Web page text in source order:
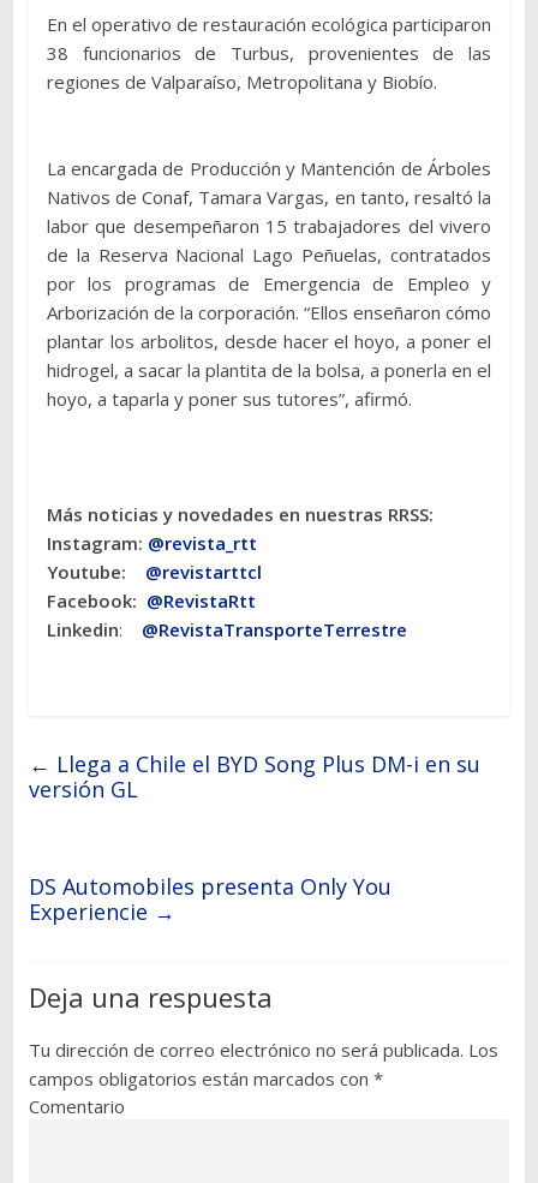
En el operativo de restauración ecológica participaron
38 funcionarios de Turbus, provenientes de las
regiones de Valparaíso, Metropolitana y Biobío.
La encargada de Producción y Mantención de Árboles
Nativos de Conaf, Tamara Vargas, en tanto, resaltó la
labor que desempeñaron 15 trabajadores del vivero
de la Reserva Nacional Lago Peñuelas, contratados
por los programas de Emergencia de Empleo y
Arborización de la corporación. “Ellos enseñaron cómo
plantar los arbolitos, desde hacer el hoyo, a poner el
hidrogel, a sacar la plantita de la bolsa, a ponerla en el
hoyo, a taparla y poner sus tutores”, afirmó.
Más noticias y novedades en nuestras RRSS:
Instagram: @revista_rtt
Youtube: @revistarttcl
Facebook: @RevistaRtt
Linkedin: @RevistaTransporteTerrestre
← Llega a Chile el BYD Song Plus DM-i en su
versión GL
DS Automobiles presenta Only You
Experiencie →
Deja una respuesta
Tu dirección de correo electrónico no será publicada. Los
campos obligatorios están marcados con *
Comentario